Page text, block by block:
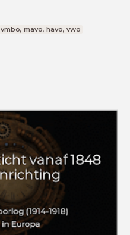
vmbo, mavo, havo, vwo